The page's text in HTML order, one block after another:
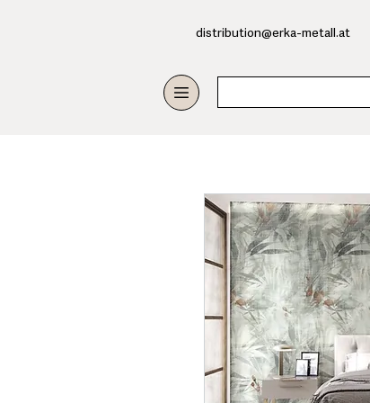
​distribution@erka-metall.at